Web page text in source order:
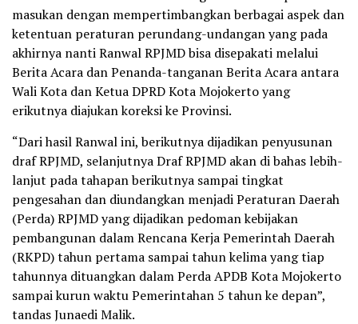
masukan dengan mempertimbangkan berbagai aspek dan
ketentuan peraturan perundang-undangan yang pada
akhirnya nanti Ranwal RPJMD bisa disepakati melalui
Berita Acara dan Penanda-tanganan Berita Acara antara
Wali Kota dan Ketua DPRD Kota Mojokerto yang
erikutnya diajukan koreksi ke Provinsi.
“Dari hasil Ranwal ini, berikutnya dijadikan penyusunan
draf RPJMD, selanjutnya Draf RPJMD akan di bahas lebih-
lanjut pada tahapan berikutnya sampai tingkat
pengesahan dan diundangkan menjadi Peraturan Daerah
(Perda) RPJMD yang dijadikan pedoman kebijakan
pembangunan dalam Rencana Kerja Pemerintah Daerah
(RKPD) tahun pertama sampai tahun kelima yang tiap
tahunnya dituangkan dalam Perda APDB Kota Mojokerto
sampai kurun waktu Pemerintahan 5 tahun ke depan”,
tandas Junaedi Malik.